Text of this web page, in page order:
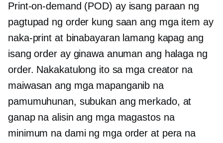
Print-on-demand (POD) ay isang paraan ng
pagtupad ng order kung saan ang mga item ay
naka-print at binabayaran lamang kapag ang
isang order ay ginawa anuman ang halaga ng
order. Nakakatulong ito sa mga creator na
maiwasan ang mga mapanganib na
pamumuhunan, subukan ang merkado, at
ganap na alisin ang mga magastos na
minimum na dami ng mga order at pera na